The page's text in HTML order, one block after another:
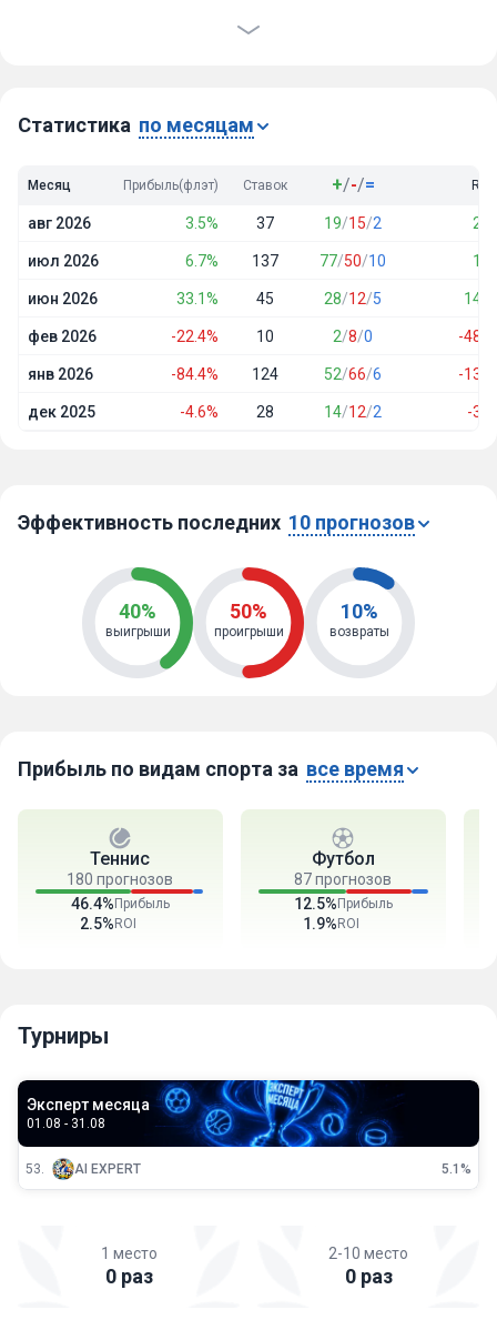
Проигрыши
Статистика по месяцам
Месяц Прибыль(флэт) Ставок +/-/= ROI
авг 2026 3.5% 37 19/15/2 2.7
июл 2026 6.7% 137 77/50/10 1.4
июн 2026 33.1% 45 28/12/5 14.7
фев 2026 -22.4% 10 2/8/0 -48.7
янв 2026 -84.4% 124 52/66/6 -13.6
дек 2025 -4.6% 28 14/12/2 -3.3
Эффективность последних 10 прогнозов
40%
выигрыши
50%
проигрыши
10%
возвраты
Прибыль по видам спорта за все время
Теннис
180 прогнозов
46.4%
2.5%
Прибыль
ROI
Футбол
87 прогнозов
12.5%
1.9%
Прибыль
ROI
Турниры
Эксперт месяца
01.08 - 31.08
53. AI EXPERT 5.1%
1 место
0 раз
2-10 место
0 раз